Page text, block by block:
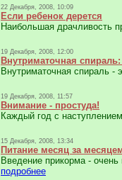
22 Декабря, 2008, 10:09
Если ребенок дерется
Наибольшая драчливость
19 Декабря, 2008, 12:00
Внутриматочная
Внутриматочная спираль -
19 Декабря, 2008, 11:57
Внимание - простуда!
Каждый год с
15 Декабря, 2008, 13:34
Питание месяц за
Введение прикорма -
подробнее